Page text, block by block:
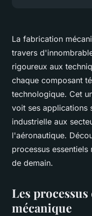
La fabrication
travers
rigoureux aux
chaque composant
technologique. Cet
voit ses applications
industrielle aux
l'aéronautique.
processus
de demain.
Les
mécanique